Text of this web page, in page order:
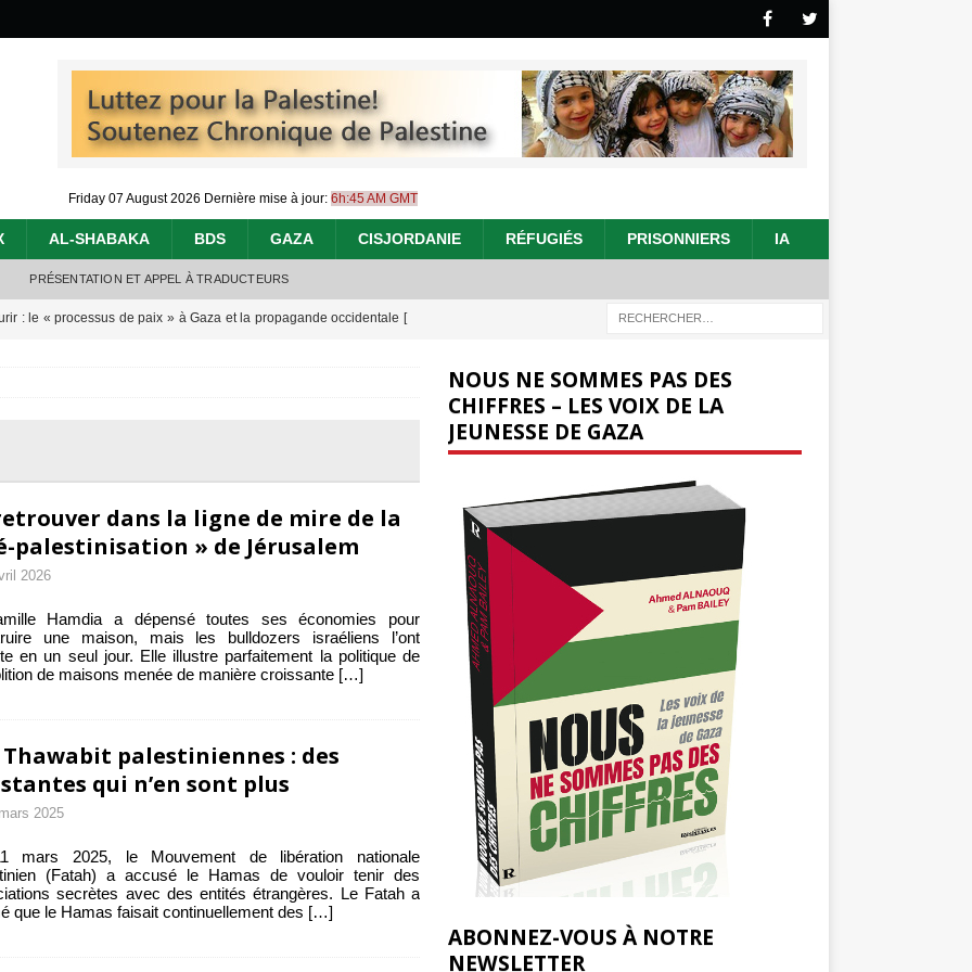
Friday 07 August 2026 Dernière mise à jour: 6h:45 AM GMT
AL-SHABAKA BDS GAZA CISJORDANIE RÉFUGIÉS PRISONNIERS IA
PRÉSENTATION ET APPEL À TRADUCTEURS
: le « processus de paix » à Gaza et la propagande occidentale [
bombardent des entrepôts de médicaments, aggravant ainsi la
dramatique
dans la ligne de mire de la
palestinisation » de Jérusalem
2026
Hamdia a dépensé toutes ses économies pour
une maison, mais les bulldozers israéliens l’ont
en un seul jour. Elle illustre parfaitement la politique de
de maisons menée de manière croissante […]
Thawabit palestiniennes : des
qui n’en sont plus
2025
mars 2025, le Mouvement de libération nationale
(Fatah) a accusé le Hamas de vouloir tenir des
secrètes avec des entités étrangères. Le Fatah a
que le Hamas faisait continuellement des […]
NOUS NE SOMMES PAS DES
CHIFFRES – LES VOIX DE LA
JEUNESSE DE GAZA
ABONNEZ-VOUS À NOTRE
NEWSLETTER